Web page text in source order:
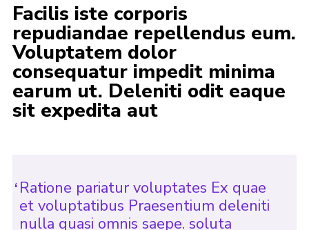
Facilis iste corporis
repudiandae repellendus eum.
Voluptatem dolor
consequatur impedit minima
earum ut. Deleniti odit eaque
sit expedita aut
Ratione pariatur voluptates Ex quae
et voluptatibus Praesentium deleniti
nulla quasi omnis saepe. soluta